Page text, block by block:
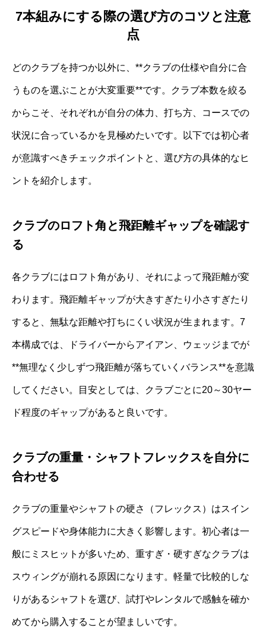
7本組みにする際の選び方のコツと注意
点
どのクラブを持つか以外に、**クラブの仕様や自分に合
うものを選ぶことが大変重要**です。クラブ本数を絞る
からこそ、それぞれが自分の体力、打ち方、コースでの
状況に合っているかを見極めたいです。以下では初心者
が意識すべきチェックポイントと、選び方の具体的なヒ
ントを紹介します。
クラブのロフト角と飛距離ギャップを確認す
る
各クラブにはロフト角があり、それによって飛距離が変
わります。飛距離ギャップが大きすぎたり小さすぎたり
すると、無駄な距離や打ちにくい状況が生まれます。7
本構成では、ドライバーからアイアン、ウェッジまでが
**無理なく少しずつ飛距離が落ちていくバランス**を意識
してください。目安としては、クラブごとに20～30ヤー
ド程度のギャップがあると良いです。
クラブの重量・シャフトフレックスを自分に
合わせる
クラブの重量やシャフトの硬さ（フレックス）はスイン
グスピードや身体能力に大きく影響します。初心者は一
般にミスヒットが多いため、重すぎ・硬すぎなクラブは
スウィングが崩れる原因になります。軽量で比較的しな
りがあるシャフトを選び、試打やレンタルで感触を確か
めてから購入することが望ましいです。